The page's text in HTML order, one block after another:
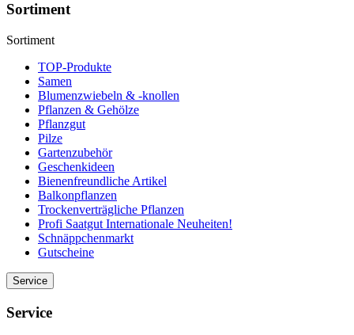
Sortiment
Sortiment
TOP-Produkte
Samen
Blumenzwiebeln & -knollen
Pflanzen & Gehölze
Pflanzgut
Pilze
Gartenzubehör
Geschenkideen
Bienenfreundliche Artikel
Balkonpflanzen
Trockenverträgliche Pflanzen
Profi Saatgut Internationale Neuheiten!
Schnäppchenmarkt
Gutscheine
Service
Service